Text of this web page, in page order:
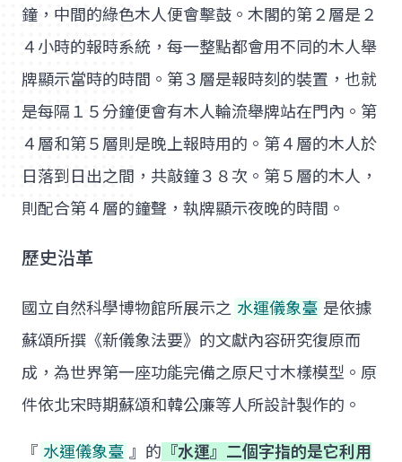
鐘，中間的綠色木人便會擊鼓。木閣的第２層是２
４小時的報時系統，每一整點都會用不同的木人舉
牌顯示當時的時間。第３層是報時刻的裝置，也就
是每隔１５分鐘便會有木人輪流舉牌站在門內。第
４層和第５層則是晚上報時用的。第４層的木人於
日落到日出之間，共敲鐘３８次。第５層的木人，
則配合第４層的鐘聲，執牌顯示夜晚的時間。
歷史沿革
國立自然科學博物館所展示之 水運儀象臺 是依據
蘇頌所撰《新儀象法要》的文獻內容研究復原而
成，為世界第一座功能完備之原尺寸木樣模型。原
件依北宋時期蘇頌和韓公廉等人所設計製作的。
『 水運儀象臺 』的 『水運』二個字指的是它利用